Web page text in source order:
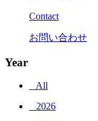
Contact
お問い合わせ
Year
_ All
_ 2026